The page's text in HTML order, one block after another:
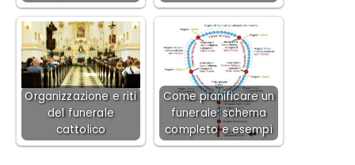
Organizzazione e riti
del funerale
cattolico
Come pianificare un
funerale: schema
completo e esempi